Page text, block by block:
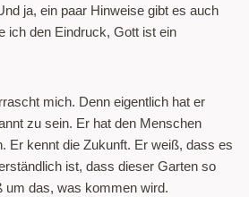
ja, ein paar Hinweise gibt es auch
ich den Eindruck, Gott ist ein
mich. Denn eigentlich hat er
zu sein. Er hat den Menschen
Er kennt die Zukunft. Er weiß, dass es
ist, dass dieser Garten so
um das, was kommen wird.